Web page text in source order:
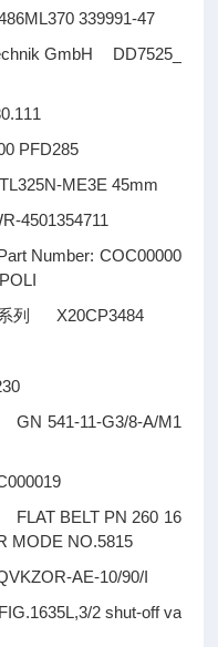
339991-47
GmbH DD7525_
PFD285
ME3E 45mm
4501354711
Number: COC00000
列 X20CP3484
541-11-G3/8-A/M1
BELT PN 260 16
MODE NO.5815
AE-10/90/I
2 shut-off va